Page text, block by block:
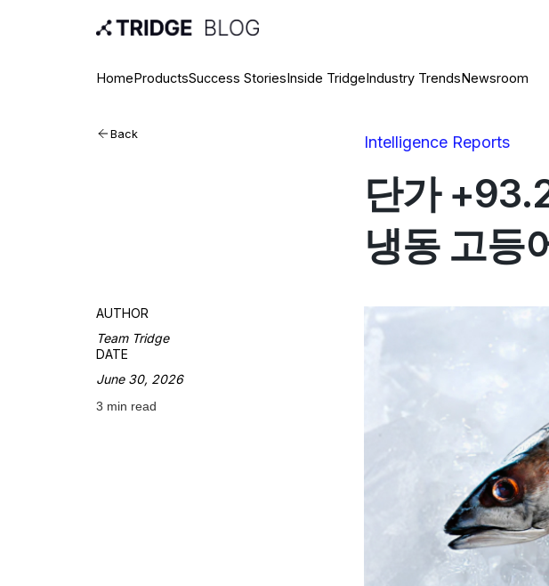
HomeProductsSuccess StoriesInside TridgeIndustry TrendsNewsroom
Back Intelligence Reports
단가
냉동 고등
AUTHOR
Team Tridge
DATE
June 30, 2026
3 min read